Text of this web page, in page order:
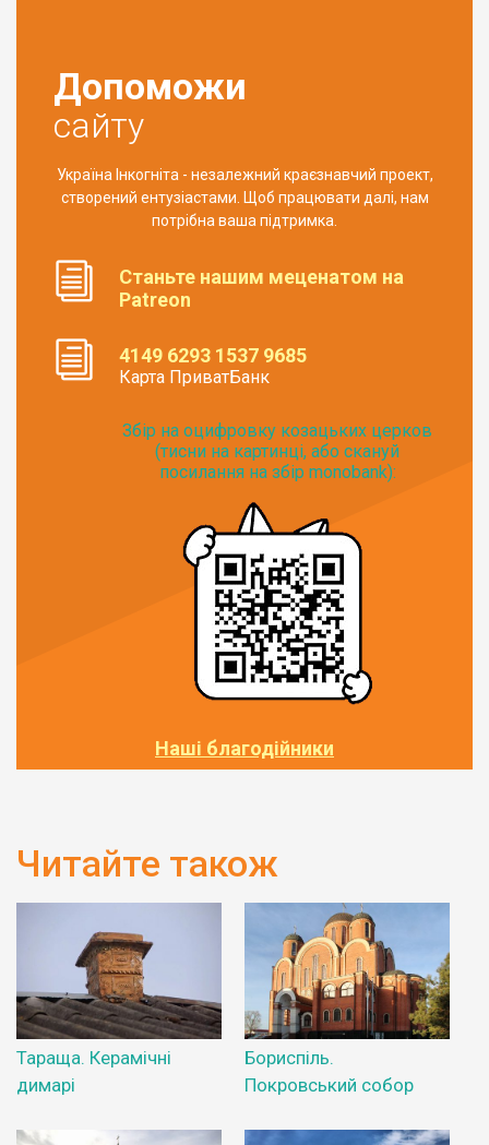
Допоможи
сайту
Україна Інкогніта - незалежний краєзнавчий проект,
створений ентузіастами. Щоб працювати далі, нам
потрібна ваша підтримка.
Станьте нашим меценатом на
Patreon
4149 6293 1537 9685
Карта ПриватБанк
Збір на оцифровку козацьких церков
(тисни на картинці, або скануй
посилання на збір monobank):
Наші благодійники
Читайте також
Тараща. Керамічні
димарі
Бориспіль.
Покровський собор